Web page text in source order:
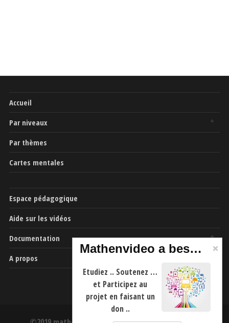
Accueil
Par niveaux
Par thèmes
Cartes mentales
Espace pédagogique
Aide sur les vidéos
Documentation
A propos
Mathenvideo a besoin de vous
Etudiez .. Soutenez …
et Participez au
projet en faisant un
don ..